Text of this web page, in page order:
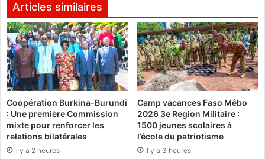
:
M
o
n
s
e
i
g
n
e
u
p
r
o
j
e
t
l
a
n
c
é
p
Articles similaires
Coopération Burkina-Burundi
: Une première Commission
mixte pour renforcer les
relations bilatérales
il y a 2 heures
Camp vacances Faso Mêbo
2026 3e Region Militaire :
1500 jeunes scolaires à
l’école du patriotisme
il y a 3 heures